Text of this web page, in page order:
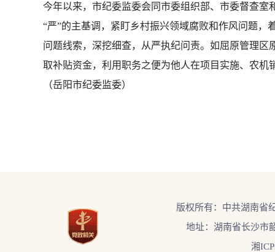
今年以来，市纪委监委会同市委组织部、市委督查
“严”的主基调，紧盯乡村振兴领域腐败和作风问题
问题线索，深挖细查，从严执纪问责。如屈原管理
取补贴资金，利用职务之便为他人在项目实施、农机
（岳阳市纪委监委）
版权所有：中共湖南省
地址：湖南省长沙市
湘